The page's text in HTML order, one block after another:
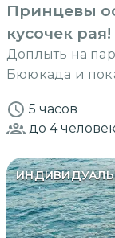
Принцевы
кусочек рая!
Доплыть на
Бююкада и
5 часов
до 4человек